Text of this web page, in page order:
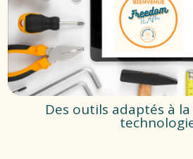
Des outils adaptés à